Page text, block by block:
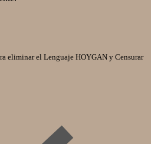
eliminar el Lenguaje HOYGAN y Censurar